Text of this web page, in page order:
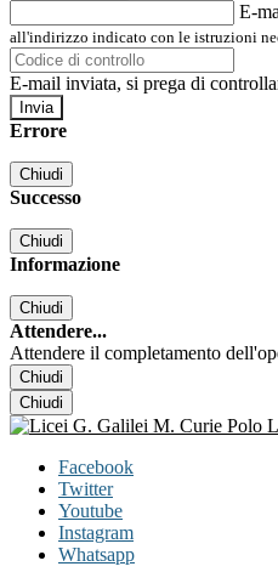
E-
all'indirizzo indicato con le istruzioni
E-mail inviata, si prega di
Errore
Chiudi
Successo
Chiudi
Informazione
Chiudi
Attendere...
Attendere il completamento
Chiudi
Chiudi
Facebook
Twitter
Youtube
Instagram
Whatsapp